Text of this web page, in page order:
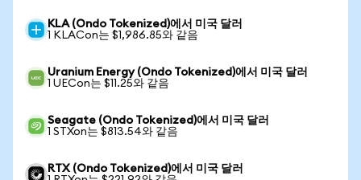
KLA (Ondo Tokenized)에서 미국 달러
1 KLACon는 $1,986.85와 같음
Uranium Energy (Ondo Tokenized)에서 미국 달러
1 UECon는 $11.25와 같음
Seagate (Ondo Tokenized)에서 미국 달러
1 STXon는 $813.54와 같음
RTX (Ondo Tokenized)에서 미국 달러